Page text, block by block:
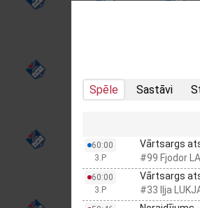
Spēle Sastāvi
60:00
3.P
Vārtsargs
#99 Fjodor
60:00
3.P
Vārtsargs
#33 Iļja